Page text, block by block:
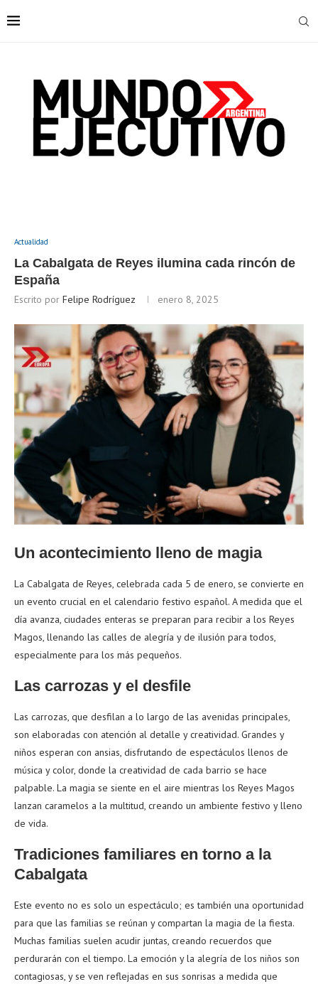
Actualidad
La Cabalgata de Reyes ilumina cada rincón de
España
Escrito por Felipe Rodríguez enero 8, 2025
Un acontecimiento lleno de magia
La Cabalgata de Reyes, celebrada cada 5 de enero, se convierte en
un evento crucial en el calendario festivo español. A medida que el
día avanza, ciudades enteras se preparan para recibir a los Reyes
Magos, llenando las calles de alegría y de ilusión para todos,
especialmente para los más pequeños.
Las carrozas y el desfile
Las carrozas, que desfilan a lo largo de las avenidas principales,
son elaboradas con atención al detalle y creatividad. Grandes y
niños esperan con ansias, disfrutando de espectáculos llenos de
música y color, donde la creatividad de cada barrio se hace
palpable. La magia se siente en el aire mientras los Reyes Magos
lanzan caramelos a la multitud, creando un ambiente festivo y lleno
de vida.
Tradiciones familiares en torno a la
Cabalgata
Este evento no es solo un espectáculo; es también una oportunidad
para que las familias se reúnan y compartan la magia de la fiesta.
Muchas familias suelen acudir juntas, creando recuerdos que
perdurarán con el tiempo. La emoción y la alegría de los niños son
contagiosas, y se ven reflejadas en sus sonrisas a medida que